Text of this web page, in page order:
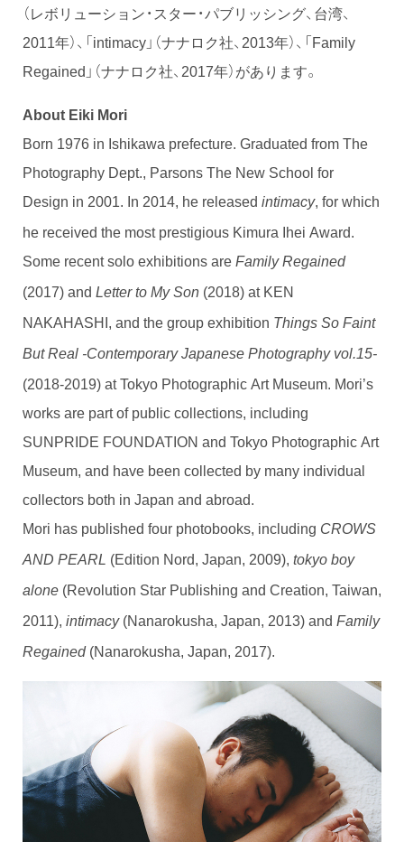
（レボリューション・スター・パブリッシング、台湾、
2011年）、「intimacy」（ナナロク社、2013年）、「Family
Regained」（ナナロク社、2017年）があります。
About Eiki Mori
Born 1976 in Ishikawa prefecture. Graduated from The
Photography Dept., Parsons The New School for
Design in 2001. In 2014, he released intimacy, for which
he received the most prestigious Kimura Ihei Award.
Some recent solo exhibitions are Family Regained
(2017) and Letter to My Son (2018) at KEN
NAKAHASHI, and the group exhibition Things So Faint
But Real -Contemporary Japanese Photography vol.15-
(2018-2019) at Tokyo Photographic Art Museum. Mori’s
works are part of public collections, including
SUNPRIDE FOUNDATION and Tokyo Photographic Art
Museum, and have been collected by many individual
collectors both in Japan and abroad.
Mori has published four photobooks, including CROWS
AND PEARL (Edition Nord, Japan, 2009), tokyo boy
alone (Revolution Star Publishing and Creation, Taiwan,
2011), intimacy(Nanarokusha, Japan, 2013) and Family
Regained(Nanarokusha, Japan, 2017).